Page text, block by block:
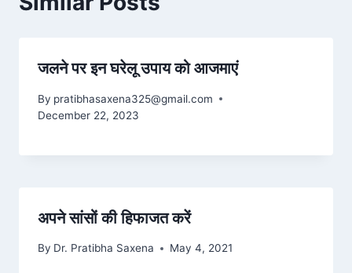
जलने पर इन घरेलू उपाय को आजमाएं
By pratibhasaxena325@gmail.com
December 22, 2023
अपने सांसों की हिफाजत करें
By Dr. Pratibha Saxena May 4, 2021